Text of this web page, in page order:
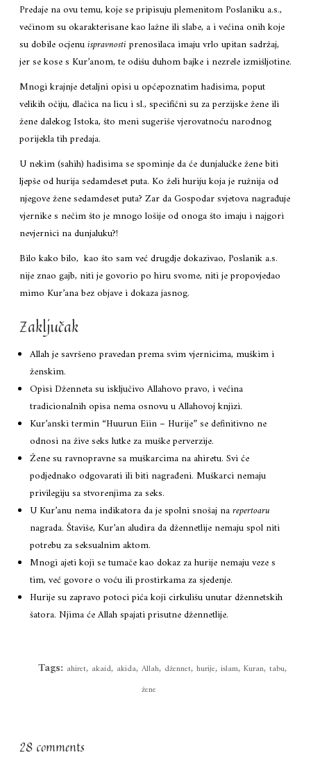
Predaje na ovu temu, koje se pripisuju plemenitom Poslaniku a.s.,
većinom su okarakterisane kao lažne ili slabe, a i većina onih koje
su dobile ocjenuispravnosti prenosilaca imaju vrlo upitan sadržaj,
jer se kose s Kur’anom, te odišu duhom bajke i nezrele izmišljotine.
Mnogi krajnje detaljni opisi u općepoznatim hadisima, poput
velikih očiju, dlačica na licu i sl., specifični su za perzijske žene ili
žene dalekog Istoka, što meni sugeriše vjerovatnoću narodnog
porijekla tih predaja.
U nekim (sahih) hadisima se spominje da će dunjalučke žene biti
ljepše od hurija sedamdeset puta. Ko želi huriju koja je ružnija od
njegove žene sedamdeset puta? Zar da Gospodar svjetova nagrađuje
vjernike s nečim što je mnogo lošije od onoga što imaju i najgori
nevjernici na dunjaluku?!
Bilo kako bilo, kao što sam već drugdje dokazivao, Poslanik a.s.
nije znao gajb, niti je govorio po hiru svome, niti je propovjedao
mimo Kur’ana bez objave i dokaza jasnog.
Zaključak
Allah je savršeno pravedan prema svim vjernicima, muškim i
ženskim.
Opisi Dženneta su isključivo Allahovo pravo, i većina
tradicionalnih opisa nema osnovu u Allahovoj knjizi.
Kur’anski termin “Huurun Eiin – Hurije” se definitivno ne
odnosi na žive seks lutke za muške perverzije.
Žene su ravnopravne sa muškarcima na ahiretu. Svi će
podjednako odgovarati ili biti nagrađeni. Muškarci nemaju
privilegiju sa stvorenjima za seks.
U Kur’anu nema indikatora da je spolni snošaj narepertoaru
nagrada. Štaviše, Kur’an aludira da džennetlije nemaju spol niti
potrebu za seksualnim aktom.
Mnogi ajeti koji se tumače kao dokaz za hurije nemaju veze s
tim, već govore o voću ili prostirkama za sjedenje.
Hurije su zapravo potoci pića koji cirkulišu unutar džennetskih
šatora. Njima će Allah spajati prisutne džennetlije.
Tags: ahiret, akaid, akida, Allah, džennet, hurije, islam, Kuran, tabu,
žene
28 comments